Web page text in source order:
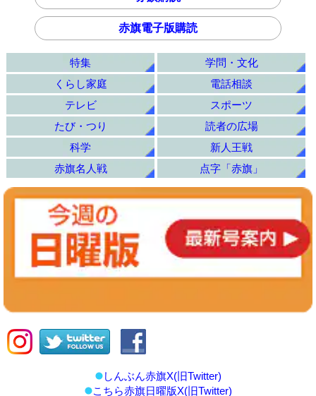
赤旗電子版購読
特集
学問・文化
くらし家庭
電話相談
テレビ
スポーツ
たび・つり
読者の広場
科学
新人王戦
赤旗名人戦
点字「赤旗」
しんぶん赤旗X(旧Twitter)
こちら赤旗日曜版X(旧Twitter)